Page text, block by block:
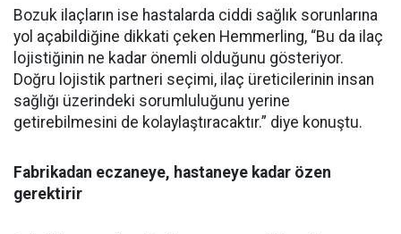
Bozuk ilaçların ise hastalarda ciddi sağlık sorunlarına
yol açabildiğine dikkati çeken Hemmerling, “Bu da ilaç
lojistiğinin ne kadar önemli olduğunu gösteriyor.
Doğru lojistik partneri seçimi, ilaç üreticilerinin insan
sağlığı üzerindeki sorumluluğunu yerine
getirebilmesini de kolaylaştıracaktır.” diye konuştu.
Fabrikadan eczaneye, hastaneye kadar özen
gerektirir